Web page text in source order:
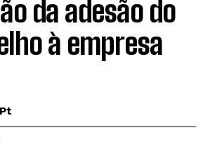
da adesão do
à empresa